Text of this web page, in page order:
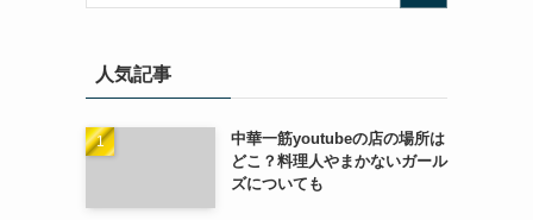
人気記事
中華一筋youtubeの店の場所は
どこ？料理人やまかないガール
ズについても